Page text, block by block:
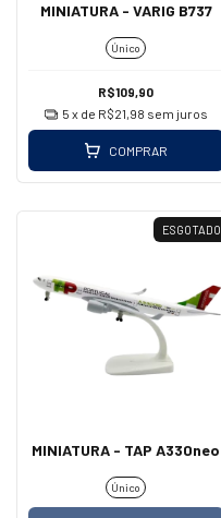
MINIATURA - VARIG B737
Único
R$109,90
5 x de R$21,98 sem juros
COMPRAR
ESGOTADO
MINIATURA - TAP A330neo
Único